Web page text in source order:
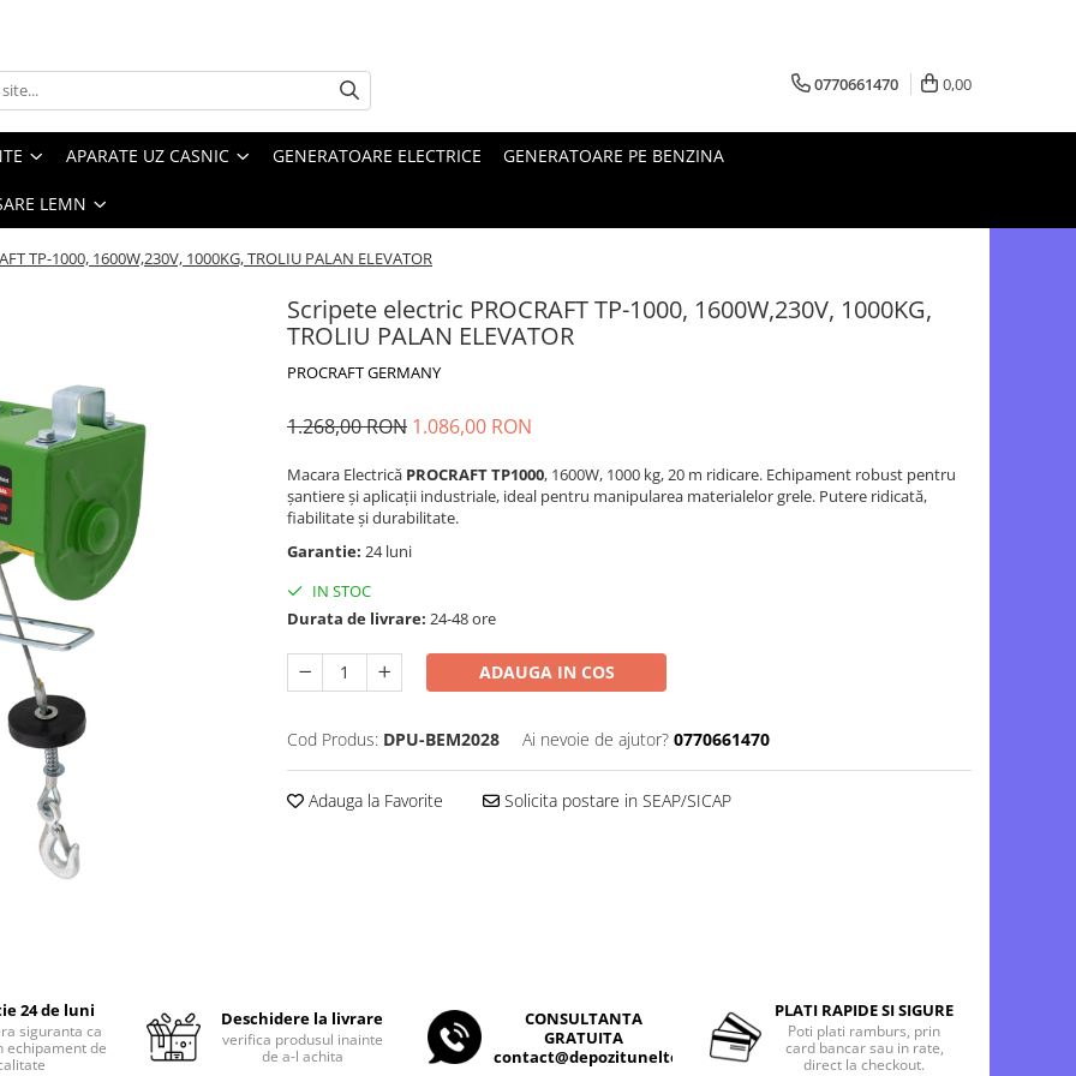
0770661470 0,00
APARATE UZ CASNIC GENERATOARE ELECTRICE GENERATOARE PE BENZINA
LEMN
TP-1000, 1600W,230V, 1000KG, TROLIU PALAN ELEVATOR
Scripete electric PROCRAFT TP-1000, 1600W,230V, 1000KG,
TROLIU PALAN ELEVATOR
PROCRAFT GERMANY
1.268,00 RON 1.086,00 RON
Macara Electrică PROCRAFT TP1000, 1600W, 1000 kg, 20 m ridicare. Echipament robust pentru
șantiere și aplicații industriale, ideal pentru manipularea materialelor grele. Putere ridicată,
fiabilitate și durabilitate.
Garantie: 24 luni
IN STOC
Durata de livrare: 24-48 ore
ADAUGA IN COS
Cod Produs: DPU-BEM2028 Ai nevoie de ajutor? 0770661470
Adauga la Favorite Solicita postare in SEAP/SICAP
24 de luni
siguranta ca
echipament de
Deschidere la livrare
verifica produsul inainte
de a-l achita
CONSULTANTA
GRATUITA
contact@depozitunelte.ro
PLATI RAPIDE SI SIGURE
Poti plati ramburs, prin
card bancar sau in rate,
direct la checkout.